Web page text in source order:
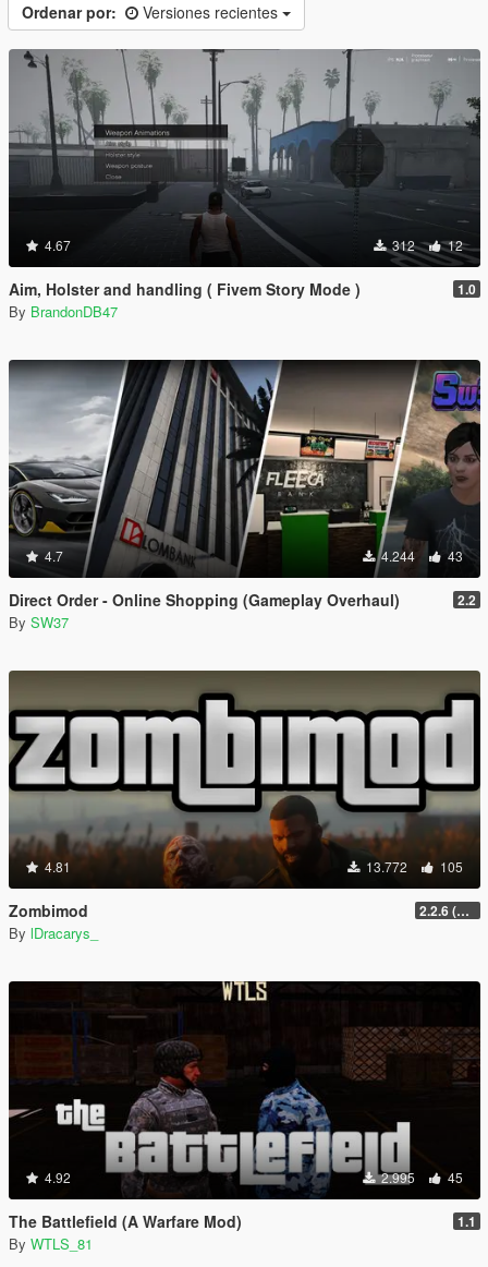
Ordenar por: Versiones recientes
4.67 312 12
Aim, Holster and handling ( Fivem Story Mode ) 1.0
By BrandonDB47
4.7 4.244 43
Direct Order - Online Shopping (Gameplay Overhaul) 2.2
By SW37
4.81 13.772 105
Zombimod 2.2.6 (Legacy)
By lDracarys_
4.92 2.995 45
The Battlefield (A Warfare Mod) 1.1
By WTLS_81